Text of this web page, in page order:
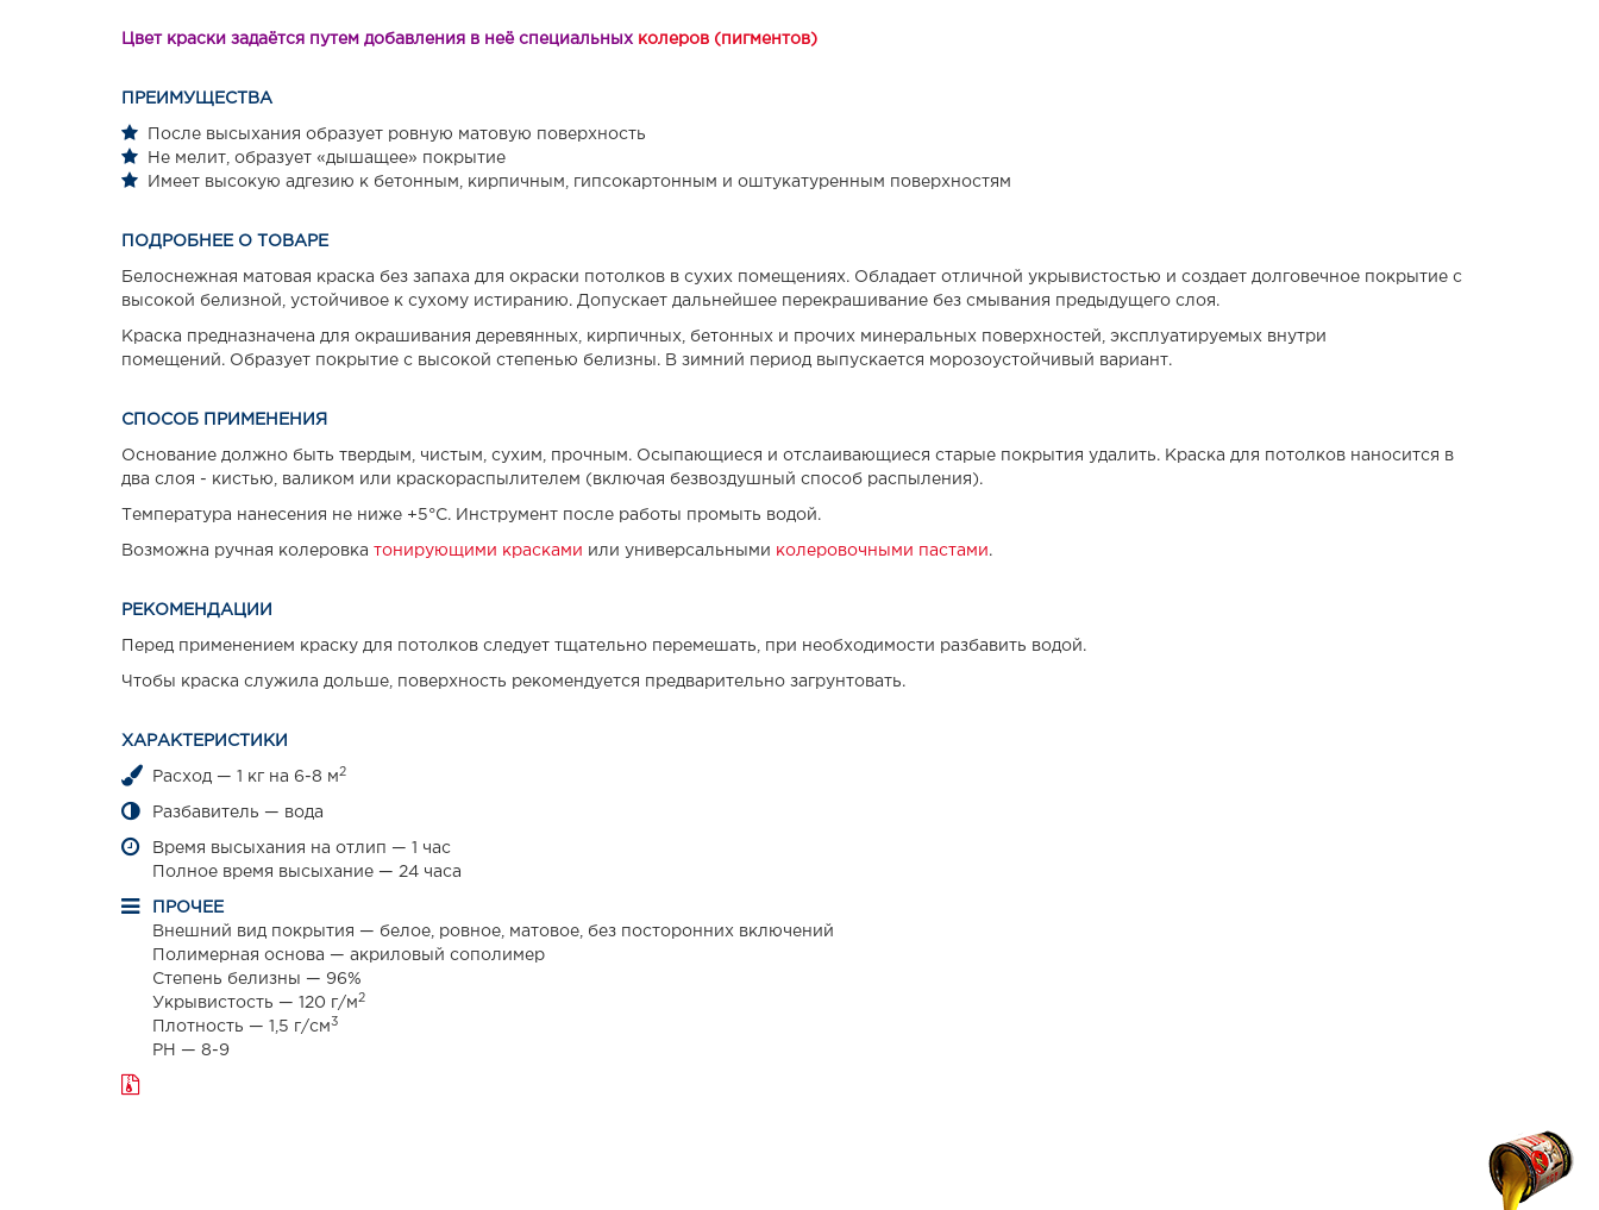
Цвет краски задаётся путем добавления в неё специальных колеров (пигментов)
ПРЕИМУЩЕСТВА
После высыхания образует ровную матовую поверхность
Не мелит, образует «дышащее» покрытие
Имеет высокую адгезию к бетонным, кирпичным, гипсокартонным и оштукатуренным поверхностям
ПОДРОБНЕЕ О ТОВАРЕ
Белоснежная матовая краска без запаха для окраски потолков в сухих помещениях. Обладает отличной укрывистостью и создает долговечное покрытие с
высокой белизной, устойчивое к сухому истиранию. Допускает дальнейшее перекрашивание без смывания предыдущего слоя.
Краска предназначена для окрашивания деревянных, кирпичных, бетонных и прочих минеральных поверхностей, эксплуатируемых внутри
помещений. Образует покрытие с высокой степенью белизны. В зимний период выпускается морозоустойчивый вариант.
СПОСОБ ПРИМЕНЕНИЯ
Основание должно быть твердым, чистым, сухим, прочным. Осыпающиеся и отслаивающиеся старые покрытия удалить. Краска для потолков наносится в
два слоя - кистью, валиком или краскораспылителем (включая безвоздушный способ распыления).
Температура нанесения не ниже +5°С. Инструмент после работы промыть водой.
Возможна ручная колеровка тонирующими красками или универсальными колеровочными пастами.
РЕКОМЕНДАЦИИ
Перед применением краску для потолков следует тщательно перемешать, при необходимости разбавить водой.
Чтобы краска служила дольше, поверхность рекомендуется предварительно загрунтовать.
ХАРАКТЕРИСТИКИ
Расход — 1 кг на 6-8 м2
Разбавитель — вода
Время высыхания на отлип — 1 час
Полное время высыхание — 24 часа
ПРОЧЕЕ
Внешний вид покрытия — белое, ровное, матовое, без посторонних включений
Полимерная основа — акриловый сополимер
Степень белизны — 96%
Укрывистость — 120 г/м2
Плотность — 1,5 г/см3
PH — 8-9